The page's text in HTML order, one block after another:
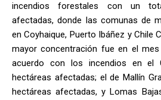
incendios forestales con un
afectadas, donde las comunas de
en Coyhaique, Puerto Ibáñez y Chile
mayor concentración fue en el
acuerdo con los incendios en el
hectáreas afectadas; el de Mallín
hectáreas afectadas, y Lomas